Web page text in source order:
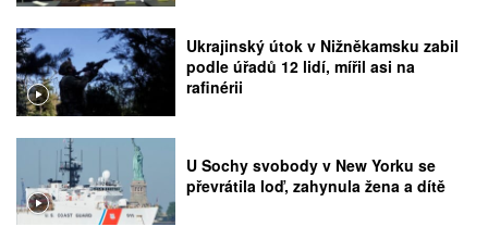
Ukrajinský útok v Nižněkamsku zabil
podle úřadů 12 lidí, mířil asi na
rafinérii
U Sochy svobody v New Yorku se
převrátila loď, zahynula žena a dítě